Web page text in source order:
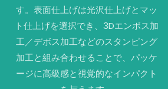
す。表面仕上げは光沢仕上げとマッ
ト仕上げを選択でき、3Dエンボス加
工／デボス加工などのスタンピング
加工と組み合わせることで、パッケ
ージに高級感と視覚的なインパクト